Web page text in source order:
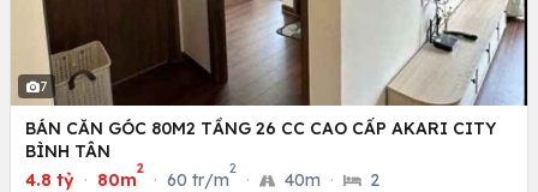
7
BÁN CĂN GÓC 80M2 TẦNG 26 CC CAO CẤP AKARI CITY
BÌNH TÂN
4.8 tỷ · 80m
2
· 60 tr/m
2
· 40m · 2